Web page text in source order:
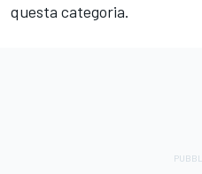
questa categoria.